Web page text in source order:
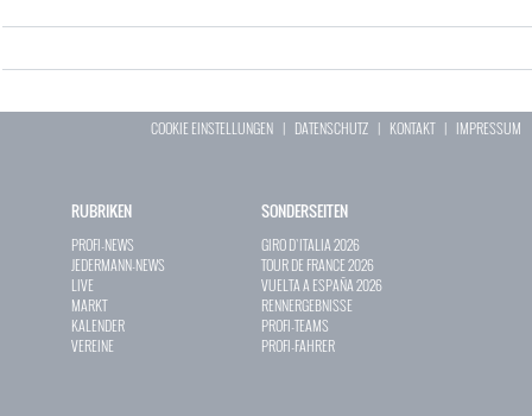
COOKIE EINSTELLUNGEN | DATENSCHUTZ | KONTAKT| IMPRESSUM
RUBRIKEN
PROFI-NEWS
JEDERMANN-NEWS
LIVE
MARKT
KALENDER
VEREINE
SONDERSEITEN
GIRO D`ITALIA 2026
TOUR DE FRANCE 2026
VUELTA A ESPAÑA 2026
RENNERGEBNISSE
PROFI-TEAMS
PROFI-FAHRER